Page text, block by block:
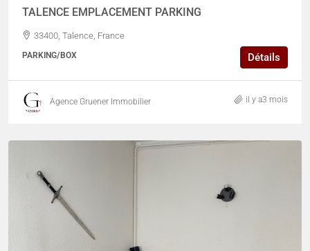
TALENCE EMPLACEMENT PARKING
33400, Talence, France
PARKING/BOX Détails
Agence Gruener Immobilier il y a3 mois